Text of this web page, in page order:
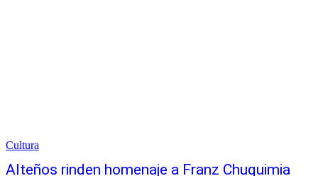
Cultura
Alteños rinden homenaje a Franz Chuquimia